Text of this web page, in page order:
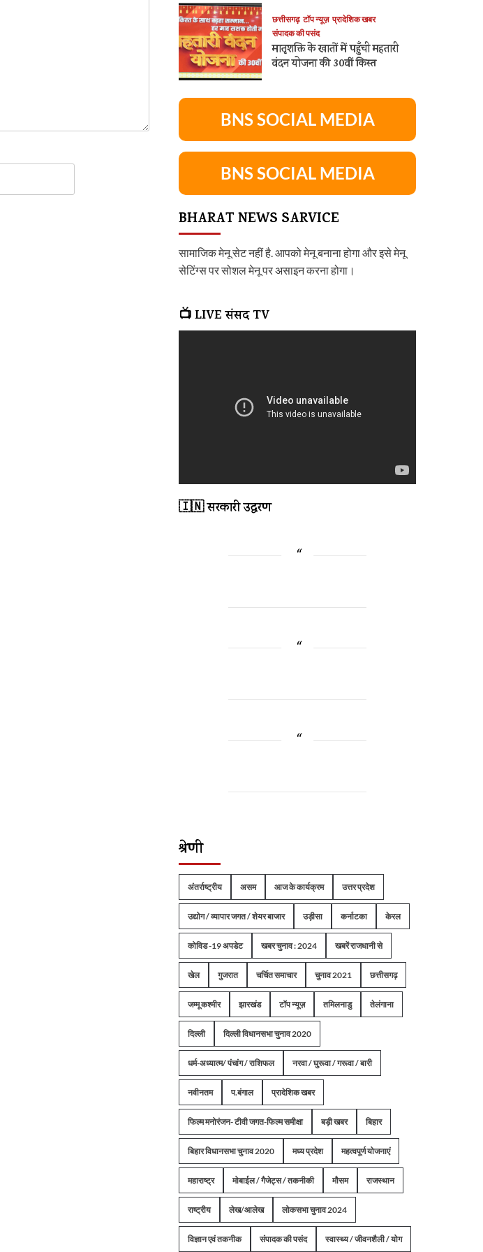
छत्तीसगढ़ टॉप न्यूज़ प्रादेशिक खबर
संपादक की पसंद
मातृशक्ति के खातों में पहुँची महतारी
वंदन योजना की 30वीं किस्त
BNS SOCIAL MEDIA
BNS SOCIAL MEDIA
BHARAT NEWS SARVICE
सामाजिक मेनू सेट नहीं है. आपको मेनू बनाना होगा और इसे मेनू
सेटिंग्स पर सोशल मेनू पर असाइन करना होगा।
📺 LIVE संसद TV
🇮🇳 सरकारी उद्धरण
श्रेणी
अंतर्राष्ट्रीय असम आज के कार्यक्रम उत्तर प्रदेश
उद्योग / व्यापार जगत / शेयर बाजार उड़ीसा कर्नाटका केरल
कोविड -19 अपडेट खबर चुनाव : 2024 खबरें राजधानी से
खेल गुजरात चर्चित समाचार चुनाव 2021 छत्तीसगढ़
जम्मू कश्मीर झारखंड टॉप न्यूज़ तमिलनाडु तेलंगाना
दिल्ली दिल्ली विधानसभा चुनाव 2020
धर्म-अध्यात्म/ पंचांग / राशिफल नरवा / घुरूवा / गरूवा / बारी
नवीनतम प.बंगाल प्रादेशिक खबर
फिल्म मनोरंजन- टीवी जगत-फिल्म समीक्षा बड़ी खबर बिहार
बिहार विधानसभा चुनाव 2020 मध्य प्रदेश महत्वपूर्ण योजनाएं
महाराष्ट्र मोबाईल / गैजेट्स / तकनीकी मौसम राजस्थान
राष्ट्रीय लेख/आलेख लोकसभा चुनाव 2024
विज्ञान एवं तकनीक संपादक की पसंद स्वास्थ्य / जीवनशैली / योग